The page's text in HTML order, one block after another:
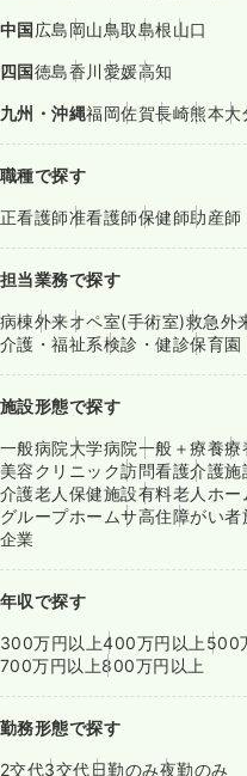
中国広島岡山鳥取島根山口
四国徳島香川愛媛高知
九州・沖縄福岡佐賀長崎熊本大
職種で探す
正看護師准看護師保健師助産師
担当業務で探す
病棟外来オペ室(手術室)救急外
介護・福祉系検診・健診保育園
施設形態で探す
一般病院大学病院一般＋療養療
美容クリニック訪問看護介護施
介護老人保健施設有料老人ホー
グループホームサ高住障がい者
企業
年収で探す
300万円以上400万円以上 500
700万円以上800万円以上
勤務形態で探す
2交代3交代日勤のみ夜勤のみ